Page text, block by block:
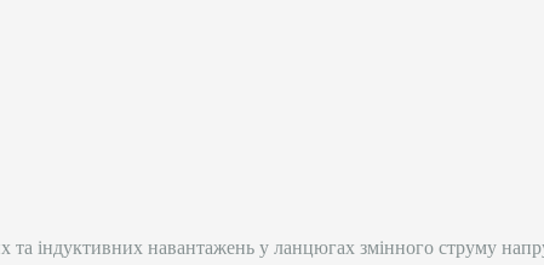
індуктивних навантажень у ланцюгах змінного струму